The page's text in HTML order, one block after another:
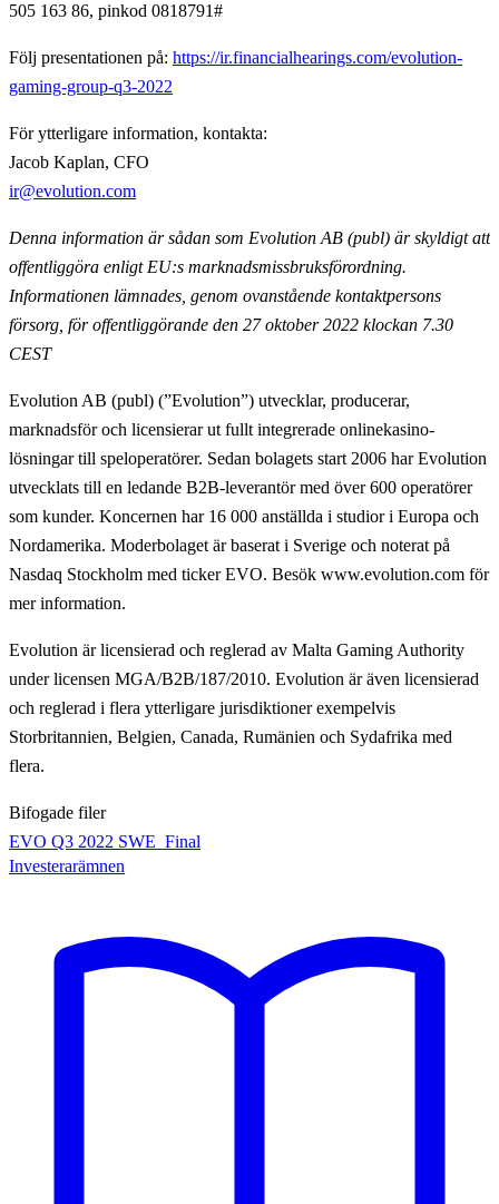
505 163 86, pinkod 0818791#
Följ presentationen på: https://ir.financialhearings.com/evolution-
gaming-group-q3-2022
För ytterligare information, kontakta:
Jacob Kaplan, CFO
ir@evolution.com
Denna information är sådan som Evolution AB (publ) är skyldigt att
offentliggöra enligt EU:s marknadsmissbruksförordning.
Informationen lämnades, genom ovanstående kontaktpersons
försorg, för offentliggörande den 27 oktober 2022 klockan 7.30
CEST
Evolution AB (publ) (”Evolution”) utvecklar, producerar,
marknadsför och licensierar ut fullt integrerade onlinekasino-
lösningar till speloperatörer. Sedan bolagets start 2006 har Evolution
utvecklats till en ledande B2B-leverantör med över 600 operatörer
som kunder. Koncernen har 16 000 anställda i studior i Europa och
Nordamerika. Moderbolaget är baserat i Sverige och noterat på
Nasdaq Stockholm med ticker EVO. Besök www.evolution.com för
mer information.
Evolution är licensierad och reglerad av Malta Gaming Authority
under licensen MGA/B2B/187/2010. Evolution är även licensierad
och reglerad i flera ytterligare jurisdiktioner exempelvis
Storbritannien, Belgien, Canada, Rumänien och Sydafrika med
flera.
Bifogade filer
EVO Q3 2022 SWE_Final
Investerarämnen